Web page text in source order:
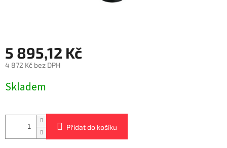
5 895,12 Kč
4 872 Kč bez DPH
cena:
Skladem
Přidat do košíku